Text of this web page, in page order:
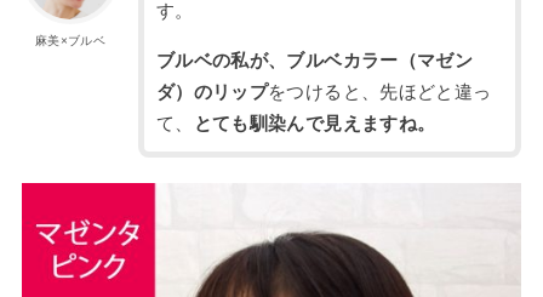
麻美×ブルベ
す。
ブルベの私が、ブルベカラー（マゼン
ダ）のリップをつけると、先ほどと違っ
て、
とても馴染んで見えますね。